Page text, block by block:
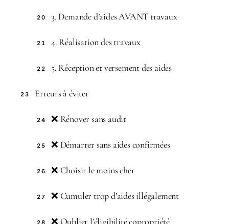
20 3. Demande d’aides AVANT travaux
21 4. Réalisation des travaux
22 5. Réception et versement des aides
23 Erreurs à éviter
24 ❌ Rénover sans audit
25 ❌ Démarrer sans aides confirmées
26 ❌ Choisir le moins cher
27 ❌ Cumuler trop d’aides illégalement
28 ❌ Oublier l’éligibilité copropriété